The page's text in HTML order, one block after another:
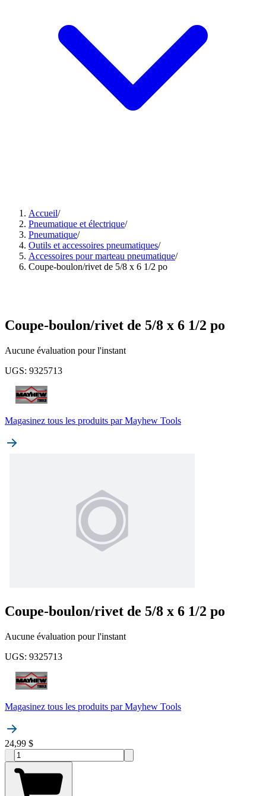
Accueil/
Pneumatique et électrique/
Pneumatique/
Outils et accessoires pneumatiques/
Accessoires pour marteau pneumatique/
Coupe-boulon/rivet de 5/8 x 6 1/2 po
Coupe-boulon/rivet de 5/8 x 6 1/2 po
Aucune évaluation pour l'instant
UGS: 9325713
Magasinez tous les produits par Mayhew Tools
Coupe-boulon/rivet de 5/8 x 6 1/2 po
Aucune évaluation pour l'instant
UGS: 9325713
Magasinez tous les produits par Mayhew Tools
24,99 $